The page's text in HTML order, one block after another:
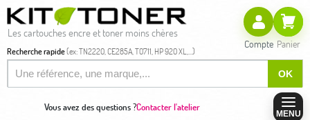
Les cartouches encre et toner moins chères
Recherche rapide(ex: TN2220, CE285A, T0711, HP 920 XL,...)
OK
Compte Panier
Vous avez des questions ?Contacter l'atelier
MENU